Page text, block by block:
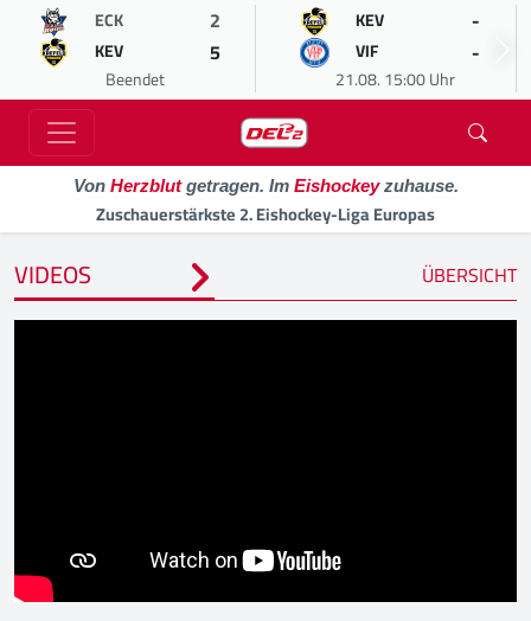
ECK 2
KEV 5
Beendet
KEV -
VIF -
21.08. 15:00 Uhr
Von Herzblutgetragen. Im Eishockeyzuhause.
Zuschauerstärkste 2. Eishockey-Liga Europas
VIDEOS ÜBERSICHT